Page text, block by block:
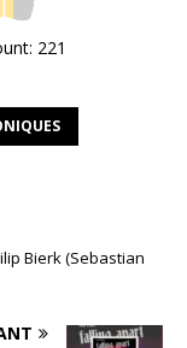
221
Bierk (Sebastian